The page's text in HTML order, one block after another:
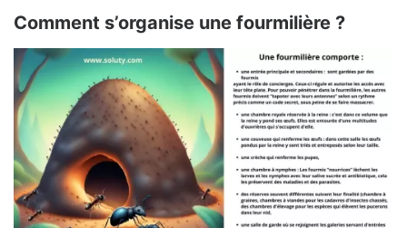
Comment s’organise une fourmilière ?